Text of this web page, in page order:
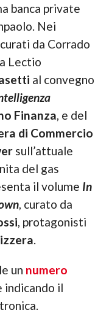
banca private
Nei
da Corrado
Lectio
al convegno
Finanza , e del
di Commercio
sull’attuale
del gas
il volume In
, curato da
, protagonisti
un numero
indicando il